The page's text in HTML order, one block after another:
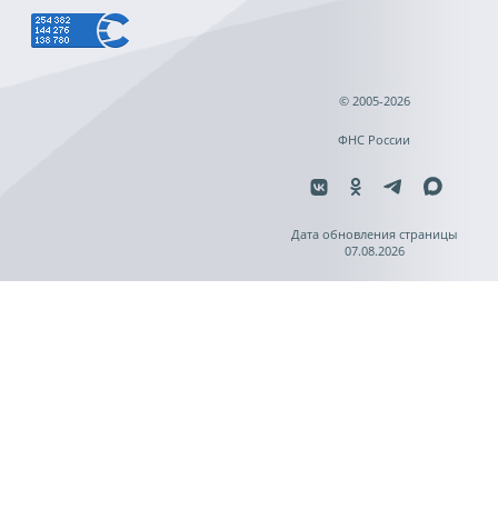
© 2005-2026
ФНС России
Дата обновления страницы
07.08.2026